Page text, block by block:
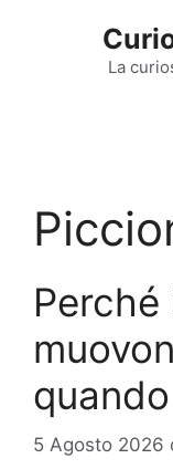
La
5 Agosto 2026